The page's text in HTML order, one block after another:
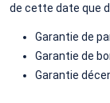
de cette date que
Garantie de
Garantie de
Garantie